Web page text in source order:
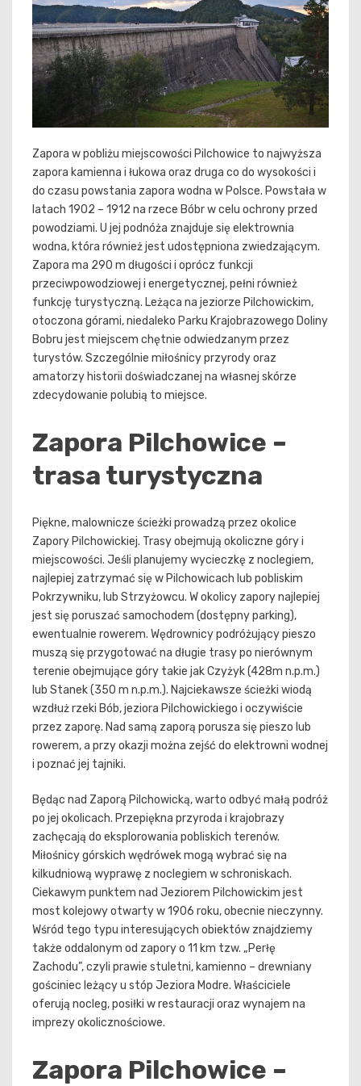
Zapora w pobliżu miejscowości Pilchowice to najwyższa
zapora kamienna i łukowa oraz druga co do wysokości i
do czasu powstania zapora wodna w Polsce. Powstała w
latach 1902 – 1912 na rzece Bóbr w celu ochrony przed
powodziami. U jej podnóża znajduje się elektrownia
wodna, która również jest udostępniona zwiedzającym.
Zapora ma 290 m długości i oprócz funkcji
przeciwpowodziowej i energetycznej, pełni również
funkcję turystyczną. Leżąca na jeziorze Pilchowickim,
otoczona górami, niedaleko Parku Krajobrazowego Doliny
Bobru jest miejscem chętnie odwiedzanym przez
turystów. Szczególnie miłośnicy przyrody oraz
amatorzy historii doświadczanej na własnej skórze
zdecydowanie polubią to miejsce.
Zapora Pilchowice –
trasa turystyczna
Piękne, malownicze ścieżki prowadzą przez okolice
Zapory Pilchowickiej. Trasy obejmują okoliczne góry i
miejscowości. Jeśli planujemy wycieczkę z noclegiem,
najlepiej zatrzymać się w Pilchowicach lub pobliskim
Pokrzywniku, lub Strzyżowcu. W okolicy zapory najlepiej
jest się poruszać samochodem (dostępny parking),
ewentualnie rowerem. Wędrownicy podróżujący pieszo
muszą się przygotować na długie trasy po nierównym
terenie obejmujące góry takie jak Czyżyk (428m n.p.m.)
lub Stanek (350 m n.p.m.). Najciekawsze ścieżki wiodą
wzdłuż rzeki Bób, jeziora Pilchowickiego i oczywiście
przez zaporę. Nad samą zaporą porusza się pieszo lub
rowerem, a przy okazji można zejść do elektrowni wodnej
i poznać jej tajniki.
Będąc nad Zaporą Pilchowicką, warto odbyć małą podróż
po jej okolicach. Przepiękna przyroda i krajobrazy
zachęcają do eksplorowania pobliskich terenów.
Miłośnicy górskich wędrówek mogą wybrać się na
kilkudniową wyprawę z noclegiem w schroniskach.
Ciekawym punktem nad Jeziorem Pilchowickim jest
most kolejowy otwarty w 1906 roku, obecnie nieczynny.
Wśród tego typu interesujących obiektów znajdziemy
także oddalonym od zapory o 11 km tzw. „Perłę
Zachodu”, czyli prawie stuletni, kamienno – drewniany
gościniec leżący u stóp Jeziora Modre. Właściciele
oferują nocleg, posiłki w restauracji oraz wynajem na
imprezy okolicznościowe.
Zapora Pilchowice –